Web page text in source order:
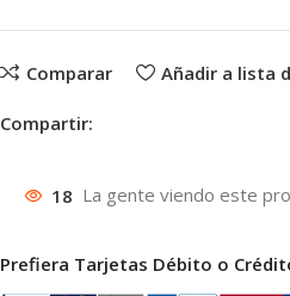
Comparar Añadir a lista
Compartir:
18 La gente viendo este
Prefiera Tarjetas Débito o